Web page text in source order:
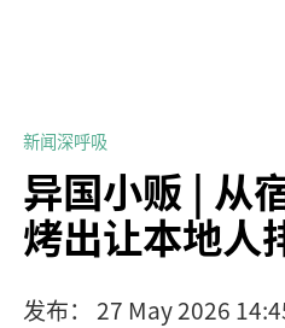
异国小贩 | 从
烤出让本地人
新闻深呼吸
发布： 27 May 2026